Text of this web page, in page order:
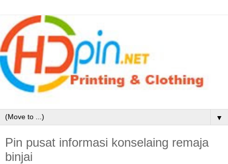
▼
Pin pusat informasi konselaing remaja
binjai